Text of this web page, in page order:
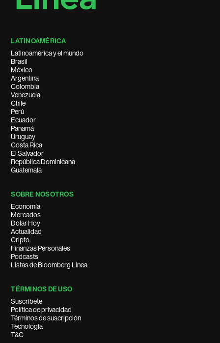
LATINOAMÉRICA
Latinoamérica y el mundo
Brasil
México
Argentina
Colombia
Venezuela
Chile
Perú
Ecuador
Panamá
Uruguay
Costa Rica
El Salvador
República Dominicana
Guatemala
SOBRE NOSOTROS
Economía
Mercados
Dólar Hoy
Actualidad
Cripto
Finanzas Personales
Podcasts
Listas de Bloomberg Línea
TÉRMINOS DE USO
Suscríbete
Política de privacidad
Términos de suscripción
Tecnología
T&C